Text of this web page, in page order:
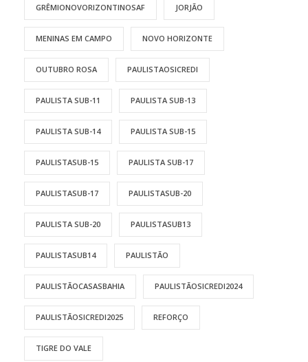
GRÊMIONOVORIZONTINOSAF JORJÃO
MENINAS EM CAMPO NOVO HORIZONTE
OUTUBRO ROSA PAULISTAOSICREDI
PAULISTA SUB-11 PAULISTA SUB-13
PAULISTA SUB-14 PAULISTA SUB-15
PAULISTASUB-15 PAULISTA SUB-17
PAULISTASUB-17 PAULISTASUB-20
PAULISTA SUB-20 PAULISTASUB13
PAULISTASUB14 PAULISTÃO
PAULISTÃOCASASBAHIA PAULISTÃOSICREDI2024
PAULISTÃOSICREDI2025 REFORÇO
TIGRE DO VALE